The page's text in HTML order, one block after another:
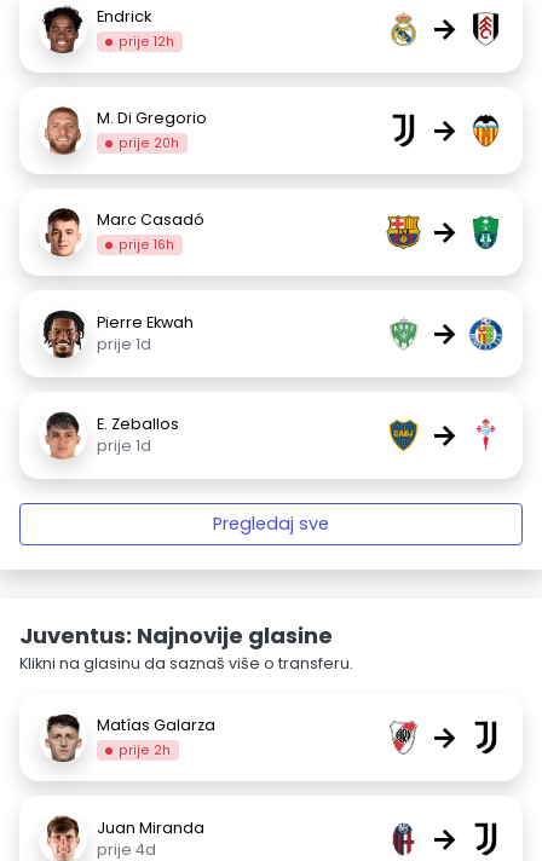
Endrick
prije 12h →
M. Di Gregorio
prije 20h →
Marc Casadó
prije 16h →
Pierre Ekwah
prije 1d
→
E. Zeballos
prije 1d
→
Pregledaj sve
Juventus: Najnovije glasine
Klikni na glasinu da saznaš više o transferu.
Matías Galarza
prije 2h →
Juan Miranda
prije 4d
→